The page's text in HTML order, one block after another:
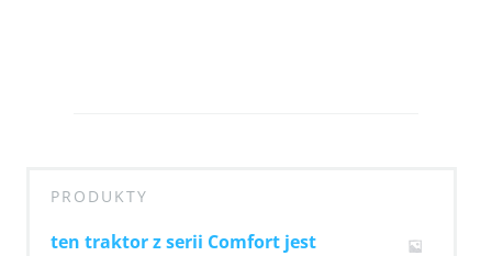
PRODUKTY
ten traktor z serii Comfort jest